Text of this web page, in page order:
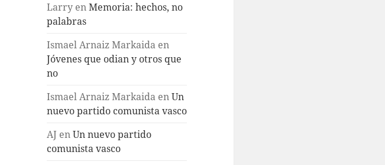
Larry enMemoria: hechos, no
palabras
Ismael Arnaiz Markaida en
Jóvenes que odian y otros que
no
Ismael Arnaiz Markaida enUn
nuevo partido comunista vasco
AJ enUn nuevo partido
comunista vasco